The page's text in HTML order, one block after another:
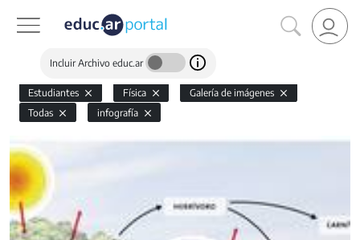
Incluir Archivo educ.ar
Estudiantes Física
Galería de imágenes
Todas
infografía